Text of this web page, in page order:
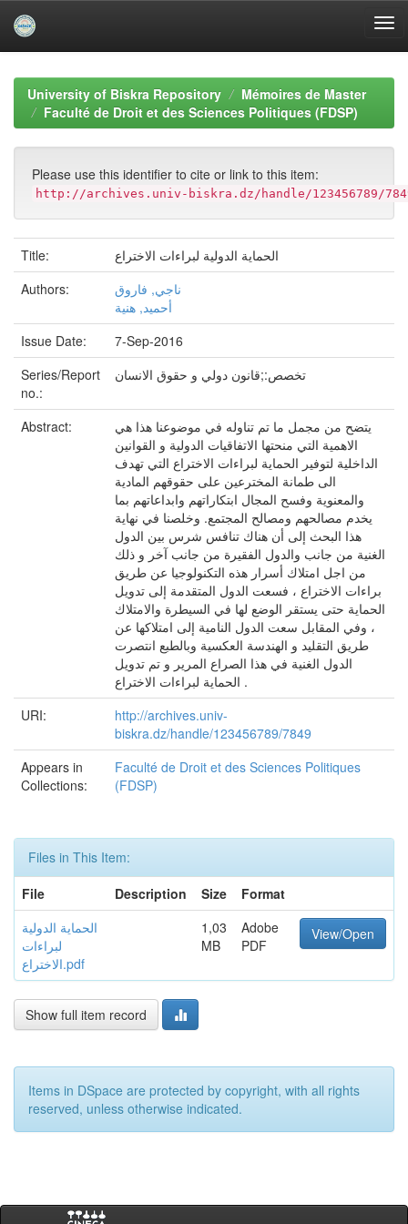
navigationUniversity of Biskra Repository
Mémoires de Master
Faculté de Droit et des Sciences Politiques (FDSP)
Please use this identifier to cite or link to this item:
http://archives.univ-biskra.dz/handle/123456789/
Title:
الحماية الدولية لبراءات الاختراع
Authors:
ناجي, فاروق
أحميد, هنية
Issue Date:
7-Sep-2016
Series/Report
no.:
تخصص:;قانون دولي و حقوق الانسان
Abstract:
یتضح من مجمل ما تم تناوله في موضوعنا هذا هي
الاهمیة التي منحتها الاتفاقیات الدولیة و القوانین
الداخلیة لتوفیر الحمایة لبراءات الاختراع التي تهدف
الى طمانة المخترعین على حقوقهم المادیة
والمعنویة وفسح المجال ابتكاراتهم وابداعاتهم بما
یخدم مصالحهم ومصالح المجتمع. وخلصنا في نهایة
هذا البحث إلى أن هناك تنافس شرس بین الدول
الغنیة من جانب والدول الفقیرة من جانب آخر و ذلك
من اجل امتلاك أسرار هذه التكنولوجیا عن طریق
براءات الاختراع ، فسعت الدول المتقدمة إلى تدویل
الحمایة حتى یستقر الوضع لها في السیطرة والامتلاك
، وفي المقابل سعت الدول النامیة إلى امتلاكها عن
طریق التقلید و الهندسة العكسیة وبالطبع انتصرت
الدول الغنیة في هذا الصراع المریر و تم تدویل
الحمایة لبراءات الاختراع .
URI:
http://archives.univ-
biskra.dz/handle/123456789/7849
Appears in
Collections:
Faculté de Droit et des Sciences Politiques
(FDSP)
Files in This Item:
File
Description Size
Format
الحماية الدولية
لبراءات
الاختراع.pdf
1,03
MB
Adobe
PDF
View/Open
Show full item record
Items in DSpace are protected by copyright, with all rights
reserved, unless otherwise indicated.